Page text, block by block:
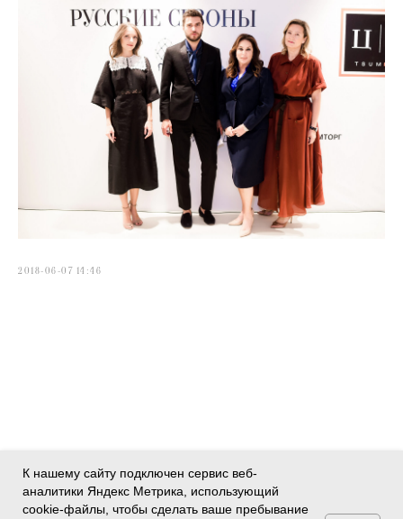
К нашему сайту подключен сервис веб-
аналитики Яндекс Метрика, использующий
cookie-файлы, чтобы сделать ваше пребывание
2018-06-07 14:46